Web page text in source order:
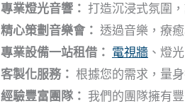
專業燈光音響： 打造沉浸式氛圍
精心策劃音樂會： 透過音樂，療
專業設備一站租借： 電視牆 、燈
客製化服務： 根據您的需求，量
經驗豐富團隊： 我們的團隊擁有